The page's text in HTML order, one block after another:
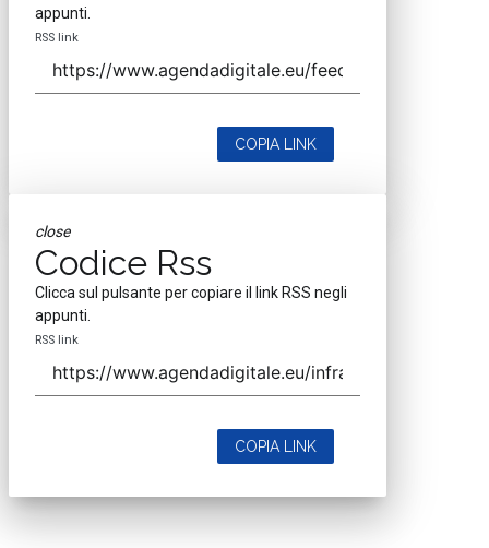
appunti.
RSS link
COPIA LINK
close
Codice Rss
Clicca sul pulsante per copiare il link RSS negli
appunti.
RSS link
COPIA LINK